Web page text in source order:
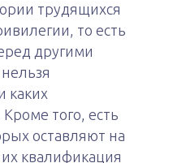
трудящихся
то есть
другими
каких
Кроме того, есть
оставляют на
квалификация